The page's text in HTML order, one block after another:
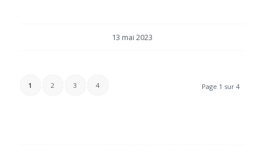
13 mai 2023
Page 1 sur 4
1 2 3 4